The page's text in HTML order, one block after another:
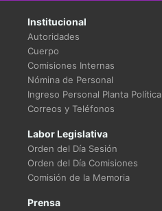
Institucional
Autoridades
Cuerpo
Comisiones Internas
Nómina de Personal
Ingreso Personal Planta Política
Correos y Teléfonos
Labor Legislativa
Orden del Día Sesión
Orden del Día Comisiones
Comisión de la Memoria
Prensa